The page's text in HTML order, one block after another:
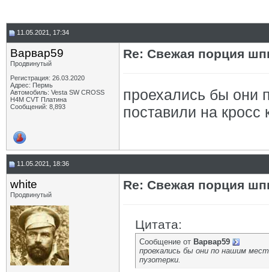
11.05.2021, 17:34
Варвар59
Продвинутый
Регистрация: 26.03.2020
Адрес: Пермь
Автомобиль: Vesta SW CROSS
H4M CVT Платина
Сообщений: 8,893
Re: Свежая порция
проехались бы они
поставили на кросс
11.05.2021, 18:36
white
Продвинутый
Re: Свежая порция
Цитата:
Сообщение от Варвар59
проехались бы они по нашим
пузотерки.